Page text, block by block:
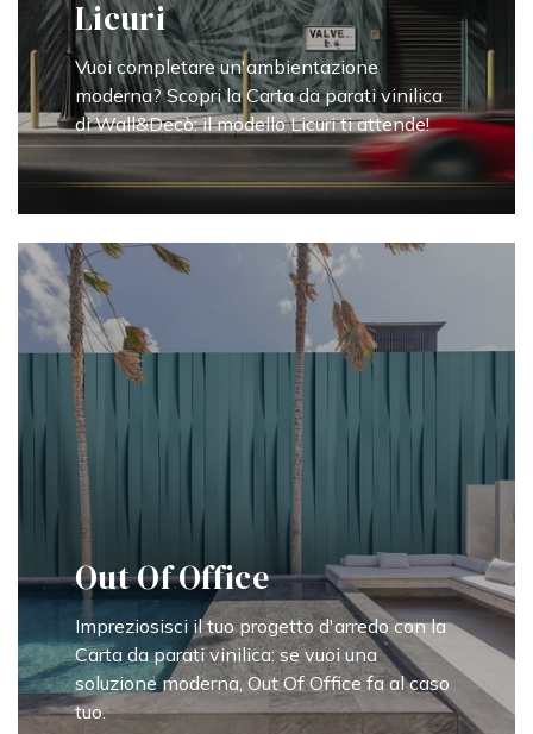
Licuri
Vuoi completare un'ambientazione
moderna? Scopri la Carta da parati vinilica
di Wall&Decò: il modello Licuri ti attende!
Out Of Office
Impreziosisci il tuo progetto d'arredo con la
Carta da parati vinilica: se vuoi una
soluzione moderna, Out Of Office fa al caso
tuo.